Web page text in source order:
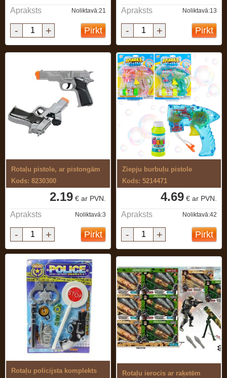
Apraksts Noliktavā:21
- + Pirkt
Apraksts Noliktavā:13
- + Pirkt
Rotaļu pistole, ar pistongām
Kods: 8230300
2.19 € ar PVN.
Apraksts Noliktavā:3
- + Pirkt
Ziepju burbuļu pistole
Kods: 5214471
4.69 € ar PVN.
Apraksts Noliktavā:42
- + Pirkt
Rotaļu policijsta komplekts
Rotaļu ierocis ar raķetēm